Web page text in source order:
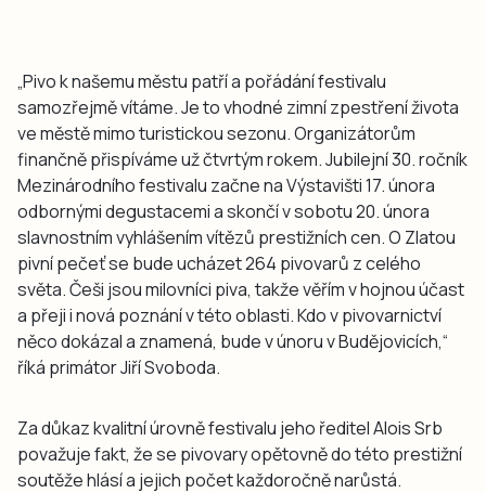
„Pivo k našemu městu patří a pořádání festivalu
samozřejmě vítáme. Je to vhodné zimní zpestření života
ve městě mimo turistickou sezonu. Organizátorům
finančně přispíváme už čtvrtým rokem. Jubilejní 30. ročník
Mezinárodního festivalu začne na Výstavišti 17. února
odbornými degustacemi a skončí v sobotu 20. února
slavnostním vyhlášením vítězů prestižních cen. O Zlatou
pivní pečeť se bude ucházet 264 pivovarů z celého
světa. Češi jsou milovníci piva, takže věřím v hojnou účast
a přeji i nová poznání v této oblasti. Kdo v pivovarnictví
něco dokázal a znamená, bude v únoru v Budějovicích,“
říká primátor Jiří Svoboda.
Za důkaz kvalitní úrovně festivalu jeho ředitel Alois Srb
považuje fakt, že se pivovary opětovně do této prestižní
soutěže hlásí a jejich počet každoročně narůstá.